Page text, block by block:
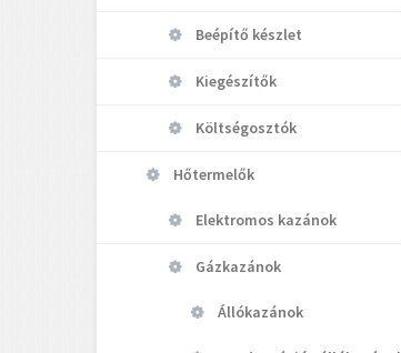
Beépítő készlet
Kiegészítők
Költségosztók
Hőtermelők
Elektromos kazánok
Gázkazánok
Állókazánok